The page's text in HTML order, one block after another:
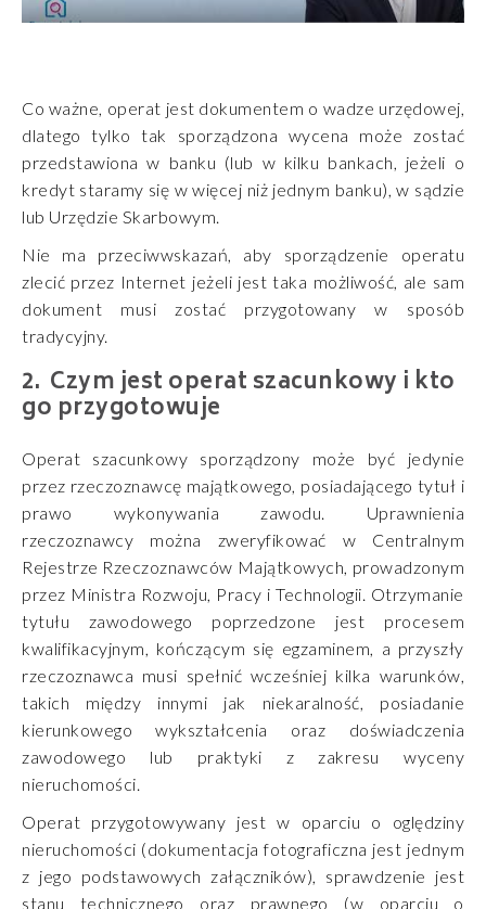
Co ważne, operat jest dokumentem o wadze urzędowej,
dlatego tylko tak sporządzona wycena może zostać
przedstawiona w banku (lub w kilku bankach, jeżeli o
kredyt staramy się w więcej niż jednym banku), w sądzie
lub Urzędzie Skarbowym.
Nie ma przeciwwskazań, aby sporządzenie operatu
zlecić przez Internet jeżeli jest taka możliwość, ale sam
dokument musi zostać przygotowany w sposób
tradycyjny.
Czym jest operat szacunkowy i kto
go przygotowuje
Operat szacunkowy sporządzony może być jedynie
przez rzeczoznawcę majątkowego, posiadającego tytuł i
prawo wykonywania zawodu. Uprawnienia
rzeczoznawcy można zweryfikować w Centralnym
Rejestrze Rzeczoznawców Majątkowych, prowadzonym
przez Ministra Rozwoju, Pracy i Technologii. Otrzymanie
tytułu zawodowego poprzedzone jest procesem
kwalifikacyjnym, kończącym się egzaminem, a przyszły
rzeczoznawca musi spełnić wcześniej kilka warunków,
takich między innymi jak niekaralność, posiadanie
kierunkowego wykształcenia oraz doświadczenia
zawodowego lub praktyki z zakresu wyceny
nieruchomości.
Operat przygotowywany jest w oparciu o oględziny
nieruchomości (dokumentacja fotograficzna jest jednym
z jego podstawowych załączników), sprawdzenie jest
stanu technicznego oraz prawnego (w oparciu o